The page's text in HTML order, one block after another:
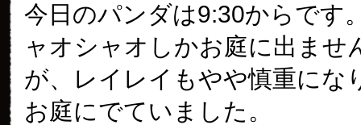
今日のパンダは9:30からです
ャオシャオしかお庭に出ませ
が、レイレイもやや慎重にな
お庭にでていました。